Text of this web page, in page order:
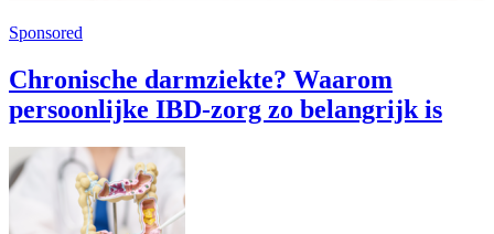
Sponsored
Chronische darmziekte? Waarom
persoonlijke IBD-zorg zo belangrijk is